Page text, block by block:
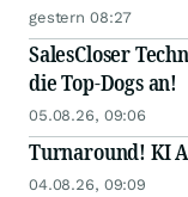
gestern 08:27
SalesCloser
die Top-Dogs an!
05.08.26, 09:06
Turnaround! KI
04.08.26, 09:09